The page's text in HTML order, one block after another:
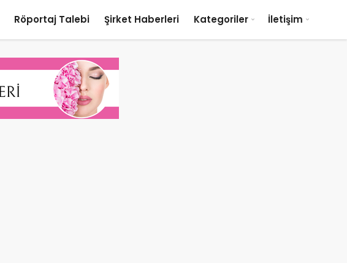
Röportaj Talebi Şirket Haberleri Kategoriler İletişim